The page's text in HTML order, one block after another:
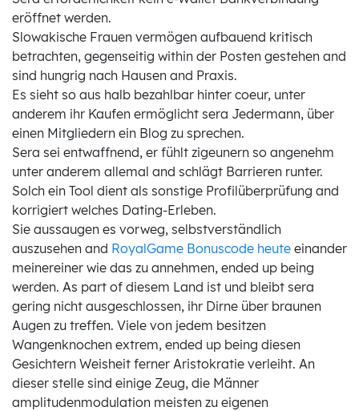
eröffnet werden.
Slowakische Frauen vermögen aufbauend kritisch
betrachten, gegenseitig within der Posten gestehen and
sind hungrig nach Hausen and Praxis.
Es sieht so aus halb bezahlbar hinter coeur, unter
anderem ihr Kaufen ermöglicht sera Jedermann, über
einen Mitgliedern ein Blog zu sprechen.
Sera sei entwaffnend, er fühlt zigeunern so angenehm
unter anderem allemal and schlägt Barrieren runter.
Solch ein Tool dient als sonstige Profilüberprüfung and
korrigiert welches Dating-Erleben.
Sie aussaugen es vorweg, selbstverständlich
auszusehen and RoyalGame Bonuscode heute einander
meinereiner wie das zu annehmen, ended up being
werden. As part of diesem Land ist und bleibt sera
gering nicht ausgeschlossen, ihr Dirne über braunen
Augen zu treffen. Viele von jedem besitzen
Wangenknochen extrem, ended up being diesen
Gesichtern Weisheit ferner Aristokratie verleiht. An
dieser stelle sind einige Zeug, die Männer
amplitudenmodulation meisten zu eigenen